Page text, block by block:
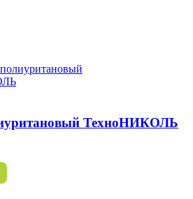
ТехноНИКОЛЬ